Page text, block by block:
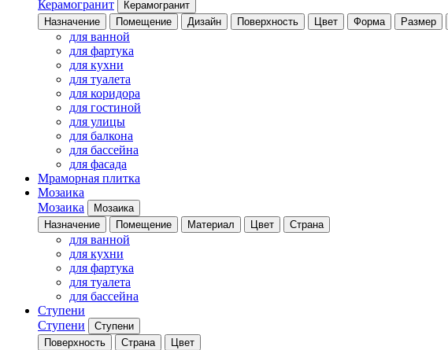
Керамогранит
Керамогранит
Назначение
Помещение Дизайн Поверхность Цвет Форма Размер
для ванной
для фартука
для кухни
для туалета
для коридора
для гостиной
для улицы
для балкона
для бассейна
для фасада
Мраморная плитка
Мозаика
Мозаика
Мозаика
Назначение
Помещение Материал Цвет Страна
для ванной
для кухни
для фартука
для туалета
для бассейна
Ступени
Ступени
Ступени
Поверхность
Страна Цвет